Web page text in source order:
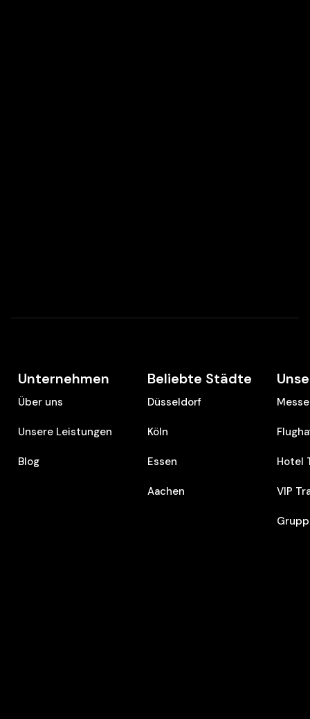
Unternehmen
Über uns
Unsere Leistungen
Blog
Beliebte Städte
Düsseldorf
Köln
Essen
Aachen
Hotel
VIP